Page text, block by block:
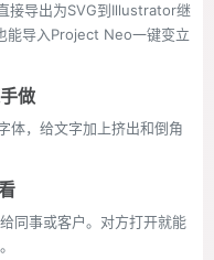
接导出为SVG到Illustrator继
能导入Project Neo一键变立
做
，给文字加上挤出和倒角
同事或客户。对方打开就能